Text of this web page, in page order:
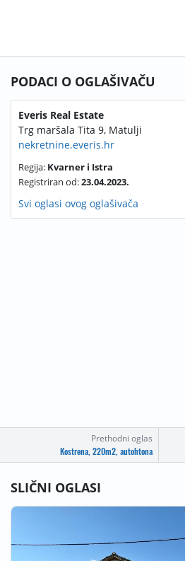
Prethodni oglas
Kostrena, 220m2, autohtona
PODACI O OGLAŠIVAČU
Everis Real Estate
Trg maršala Tita 9, Matulji
nekretnine.everis.hr
Regija: Kvarner i Istra
Registriran od:23.04.2023.
Svi oglasi ovog oglašivača
SLIČNI OGLASI